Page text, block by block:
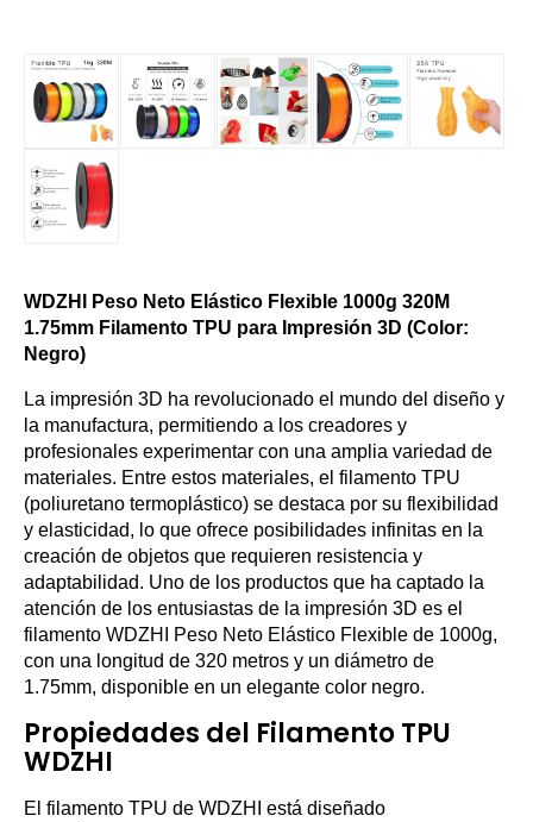
WDZHI Peso Neto Elástico Flexible 1000g 320M
1.75mm Filamento TPU para Impresión 3D (Color:
Negro)
La impresión 3D ha revolucionado el mundo del diseño y
la manufactura, permitiendo a los creadores y
profesionales experimentar con una amplia variedad de
materiales. Entre estos materiales, el filamento TPU
(poliuretano termoplástico) se destaca por su flexibilidad
y elasticidad, lo que ofrece posibilidades infinitas en la
creación de objetos que requieren resistencia y
adaptabilidad. Uno de los productos que ha captado la
atención de los entusiastas de la impresión 3D es el
filamento WDZHI Peso Neto Elástico Flexible de 1000g,
con una longitud de 320 metros y un diámetro de
1.75mm, disponible en un elegante color negro.
Propiedades del Filamento TPU
WDZHI
El filamento TPU de WDZHI está diseñado